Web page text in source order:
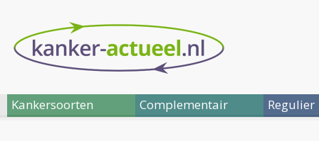
Kankersoorten Complementair Regulier